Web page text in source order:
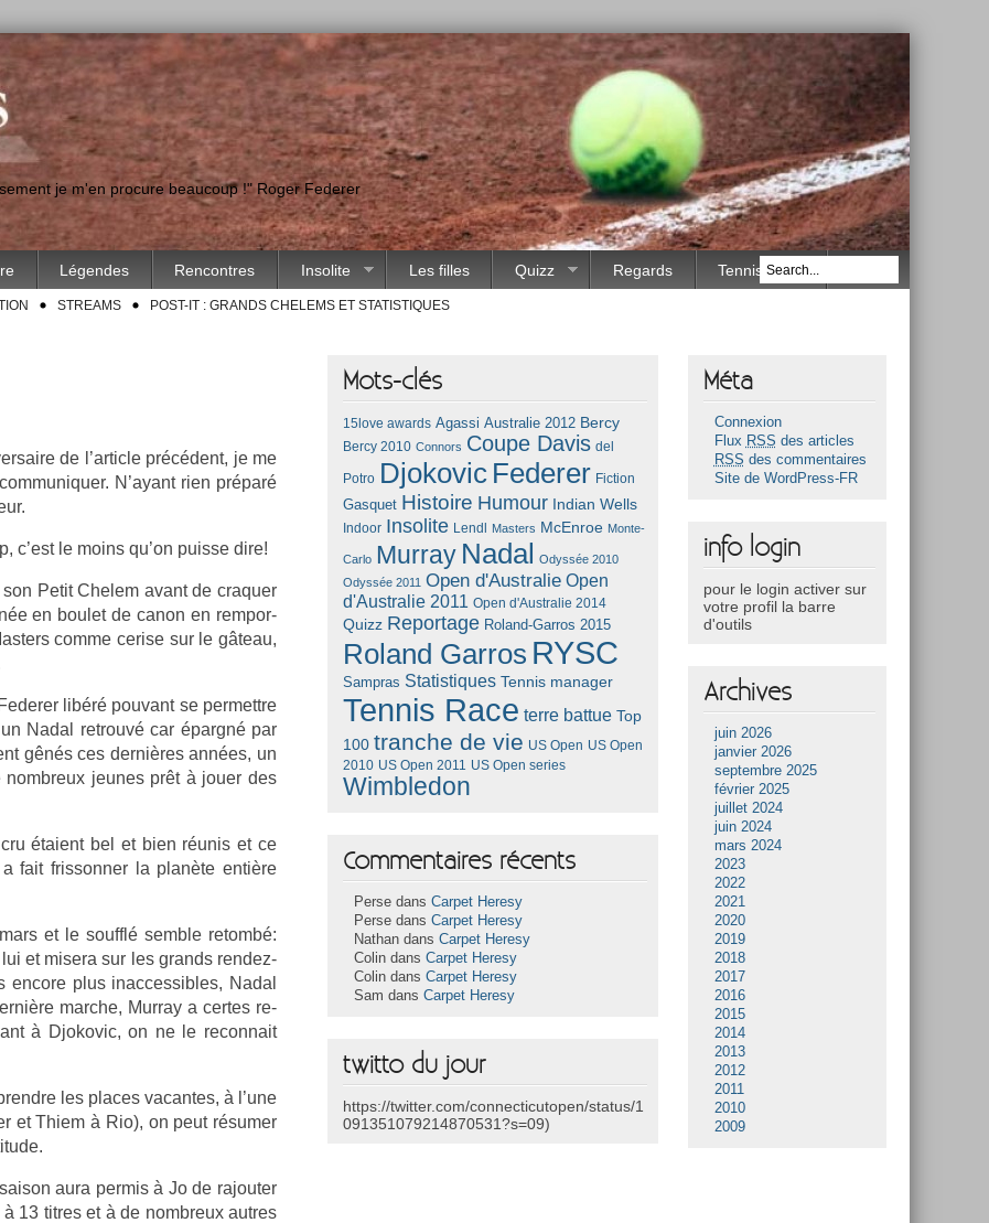
je m'en procure beaucoup !" Roger Federer
Légendes Rencontres Insolite Les filles Quizz Regards Tennis Race
STREAMS POST-IT : GRANDS CHELEMS ET STATISTIQUES
de l’ar­ticle précédent, je me
N’ayant rien préparé
c’est le moins qu’on puis­se dire!
Petit Chelem avant de craqu­er
en boulet de canon en re­mpor­
comme cer­ise sur le gâteau,
libéré pouvant se per­mettre
Nadal retro­uvé car épargné par
gênés ces dernières années, un
jeunes prêt à jouer des
étaient bel et bien réunis et ce
fait fris­sonn­er la planète entière
et le soufflé semble re­tombé:
et mis­era sur les grands rendez-
en­core plus in­ac­cessib­les, Nadal
marche, Mur­ray a cer­tes re­
à Djokovic, on ne le re­con­nait
les places vacan­tes, à l’une
et Thiem à Rio), on peut résumer
aura per­mis à Jo de rajout­er
13 tit­res et à de nombreux aut­res
Mots-clés
15love awards Agassi Australie 2012 Bercy
Bercy 2010 Connors Coupe Davis del
Potro Djokovic Federer Fiction
Gasquet Histoire Humour Indian Wells
Indoor Insolite Lendl Masters McEnroe Monte-
Carlo Murray Nadal
Odyssée 2010
Odyssée 2011 Open d'Australie Open
d'Australie 2011 Open d'Australie 2014
Quizz Reportage Roland-Garros 2015
Roland Garros RYSC
Sampras Statistiques Tennis manager
Tennis Race terre battue Top
100 tranche de vie US Open US Open
2010 US Open 2011 US Open series
Wimbledon
Commentaires récents
Perse dansCarpet Heresy
Perse dansCarpet Heresy
Nathan dansCarpet Heresy
Colin dansCarpet Heresy
Colin dansCarpet Heresy
Sam dansCarpet Heresy
twitto du jour
https://twitter.com/connecticutopen/status/1
091351079214870531?s=09)
Méta
Connexion
Flux RSS des articles
RSS des commentaires
Site de WordPress-FR
info login
pour le login activer sur
votre profil la barre
d'outils
Archives
juin 2026
janvier 2026
septembre 2025
février 2025
juillet 2024
juin 2024
mars 2024
2023
2022
2021
2020
2019
2018
2017
2016
2015
2014
2013
2012
2011
2010
2009